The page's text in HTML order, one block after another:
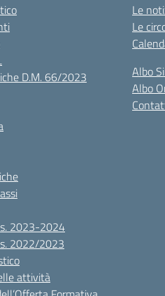
D.M. 66/2023
2023-2024
2022/2023
attività
Le
Le
Albo
Albo